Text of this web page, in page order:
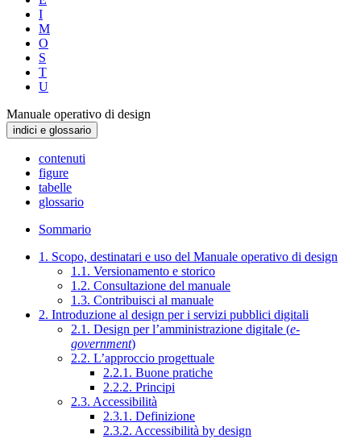
I
M
O
S
T
U
Manuale operativo di design
indici e glossario
contenuti
figure
tabelle
glossario
Sommario
1. Scopo, destinatari e uso del Manuale operativo di design
1.1. Versionamento e storico
1.2. Consultazione del manuale
1.3. Contribuisci al manuale
2. Introduzione al design per i servizi pubblici digitali
2.1. Design per l’amministrazione digitale (e-
government)
2.2. L’approccio progettuale
2.2.1. Buone pratiche
2.2.2. Principi
2.3. Accessibilità
2.3.1. Definizione
2.3.2. Accessibilità by design